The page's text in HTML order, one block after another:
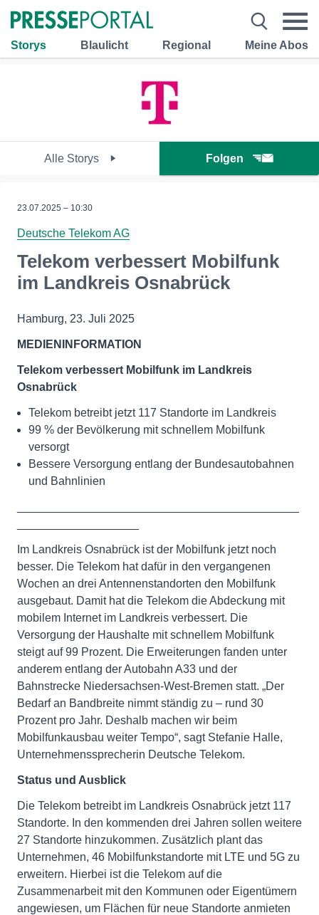
Storys Blaulicht Regional Meine Abos
Alle Storys Folgen
23.07.2025 – 10:30
Deutsche Telekom AG
Telekom verbessert Mobilfunk
im Landkreis Osnabrück
Hamburg, 23. Juli 2025
MEDIENINFORMATION
Telekom verbessert Mobilfunk im Landkreis
Osnabrück
Telekom betreibt jetzt 117 Standorte im Landkreis
99 % der Bevölkerung mit schnellem Mobilfunk
versorgt
Bessere Versorgung entlang der Bundesautobahnen
und Bahnlinien
Im Landkreis Osnabrück ist der Mobilfunk jetzt noch
besser. Die Telekom hat dafür in den vergangenen
Wochen an drei Antennenstandorten den Mobilfunk
ausgebaut. Damit hat die Telekom die Abdeckung mit
mobilem Internet im Landkreis verbessert. Die
Versorgung der Haushalte mit schnellem Mobilfunk
steigt auf 99 Prozent. Die Erweiterungen fanden unter
anderem entlang der Autobahn A33 und der
Bahnstrecke Niedersachsen-West-Bremen statt. „Der
Bedarf an Bandbreite nimmt ständig zu – rund 30
Prozent pro Jahr. Deshalb machen wir beim
Mobilfunkausbau weiter Tempo“, sagt Stefanie Halle,
Unternehmenssprecherin Deutsche Telekom.
Status und Ausblick
Die Telekom betreibt im Landkreis Osnabrück jetzt 117
Standorte. In den kommenden drei Jahren sollen weitere
27 Standorte hinzukommen. Zusätzlich plant das
Unternehmen, 46 Mobilfunkstandorte mit LTE und 5G zu
erweitern. Hierbei ist die Telekom auf die
Zusammenarbeit mit den Kommunen oder Eigentümern
angewiesen, um Flächen für neue Standorte anmieten